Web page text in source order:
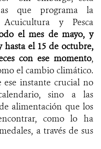
que programa la
y Pesca
el mes de mayo, y
hasta el 15 de octubre,
con ese momento,
el cambio climático.
ese instante crucial no
sino a las
alimentación que los
como lo ha
a través de sus